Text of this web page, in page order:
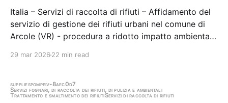
Italia – Servizi di raccolta di rifiuti – Affidamento del
servizio di gestione dei rifiuti urbani nel comune di
Arcole (VR) - procedura a ridotto impatto ambientale
29 mar 2026 22 min read
suppliespompeiv-8aec0d7
Servizi fognari, di raccolta dei rifiuti, di pulizia e ambientali
Trattamento e smaltimento dei rifiutiServizi di raccolta di rifiuti